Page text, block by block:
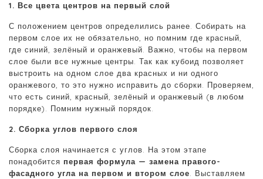
1. Все цвета центров на первый слой
С положением центров определились ранее. Собирать на
первом слое их не обязательно, но помним где красный,
где синий, зелёный и оранжевый. Важно, чтобы на первом
слое были все нужные центры. Так как кубоид позволяет
выстроить на одном слое два красных и ни одного
оранжевого, то это нужно исправить до сборки. Проверяем,
что есть синий, красный, зелёный и оранжевый (в любом
порядке). Помним нужный порядок.
2. Сборка углов первого слоя
Сборка слоя начинается с углов. На этом этапе
понадобится первая формула — замена правого-
фасадного угла на первом и втором слое . Выставляем